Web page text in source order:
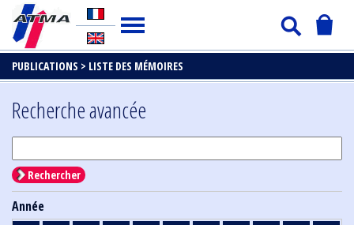
PUBLICATIONS > LISTE DES MÉMOIRES
Recherche avancée
Rechercher
Année